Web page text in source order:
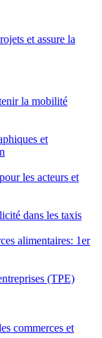
et assure la
la mobilité
et
les acteurs et
dans les taxis
alimentaires: 1er
(TPE)
commerces et